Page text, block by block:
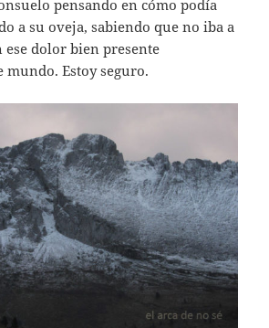
pensando en cómo podía
a su oveja, sabiendo que no iba a
dolor bien presente
mundo. Estoy seguro.